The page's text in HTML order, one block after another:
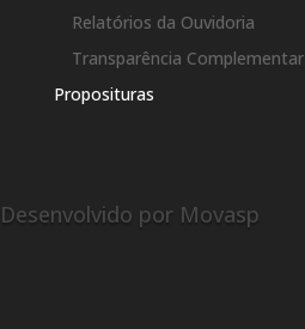
Relatórios da Ouvidoria
Transparência Complementar
Proposituras
Desenvolvido por Movasp